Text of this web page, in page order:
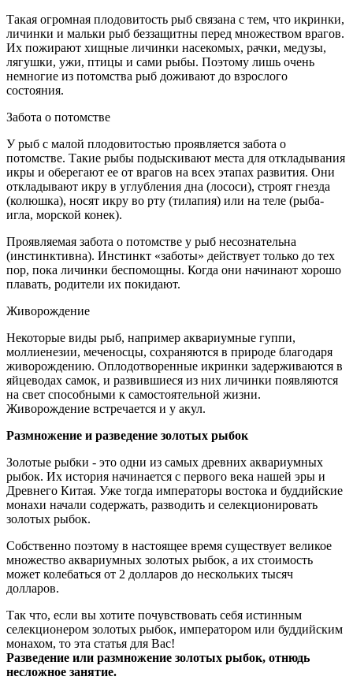
Такая огромная плодовитость рыб связана с тем, что икринки,
личинки и мальки рыб беззащитны перед множеством врагов.
Их пожирают хищные личинки насекомых, рачки, медузы,
лягушки, ужи, птицы и сами рыбы. Поэтому лишь очень
немногие из потомства рыб доживают до взрослого
состояния.
Забота о потомстве
У рыб с малой плодовитостью проявляется забота о
потомстве. Такие рыбы подыскивают места для откладывания
икры и оберегают ее от врагов на всех этапах развития. Они
откладывают икру в углубления дна (лососи), строят гнезда
(колюшка), носят икру во рту (тилапия) или на теле (рыба-
игла, морской конек).
Проявляемая забота о потомстве у рыб несознательна
(инстинктивна). Инстинкт «заботы» действует только до тех
пор, пока личинки беспомощны. Когда они начинают хорошо
плавать, родители их покидают.
Живорождение
Некоторые виды рыб, например аквариумные гуппи,
моллиенезии, меченосцы, сохраняются в природе благодаря
живорождению. Оплодотворенные икринки задерживаются в
яйцеводах самок, и развившиеся из них личинки появляются
на свет способными к самостоятельной жизни.
Живорождение встречается и у акул.
Размножение и разведение золотых рыбок
Золотые рыбки - это одни из самых древних аквариумных
рыбок. Их история начинается с первого века нашей эры и
Древнего Китая. Уже тогда императоры востока и буддийские
монахи начали содержать, разводить и селекционировать
золотых рыбок.
Собственно поэтому в настоящее время существует великое
множество аквариумных золотых рыбок, а их стоимость
может колебаться от 2 долларов до нескольких тысяч
долларов.
Так что, если вы хотите почувствовать себя истинным
селекционером золотых рыбок, императором или буддийским
монахом, то эта статья для Вас!
Разведение или размножение золотых рыбок, отнюдь
несложное занятие.